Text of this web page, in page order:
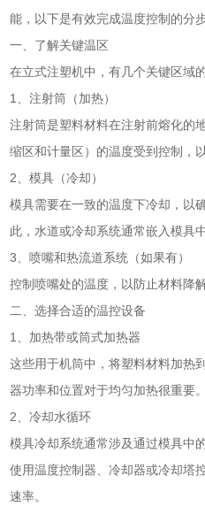
能，以下是有效完成温度控制的分步
一、了解关键温区
在立式注塑机中，有几个关键区域
1、注射筒（加热）
注射筒是塑料材料在注射前熔化的
缩区和计量区）的温度受到控制，
2、模具（冷却）
模具需要在一致的温度下冷却，以
此，水道或冷却系统通常嵌入模具中
3、喷嘴和热流道系统（如果有）
控制喷嘴处的温度，以防止材料降
二、选择合适的温控设备
1、加热带或筒式加热器
这些用于机筒中，将塑料材料加热
器功率和位置对于均匀加热很重要。
2、冷却水循环
模具冷却系统通常涉及通过模具中
使用温度控制器、冷却器或冷却塔
速率。